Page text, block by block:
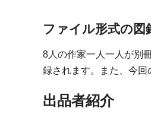
ファイル形式の図
8人の作家一人一人が別
録されます。また、今回
出品者紹介